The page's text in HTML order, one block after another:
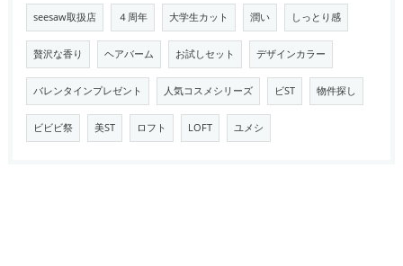
seesaw取扱店 ４周年 大学生カット 潤い しっとり感
贅沢な香り ヘアバーム お試しセット デザインカラー
バレンタインプレゼント 人気コスメシリーズ ビST 物件探し
ビビビ祭 美ST ロフト LOFT ユメシ